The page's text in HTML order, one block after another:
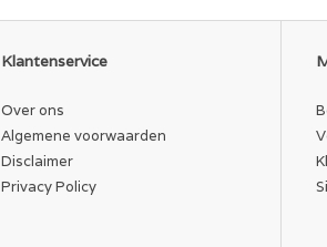
certificaat.
Klantenservice
Over ons
Algemene voorwaarden
Disclaimer
Privacy Policy